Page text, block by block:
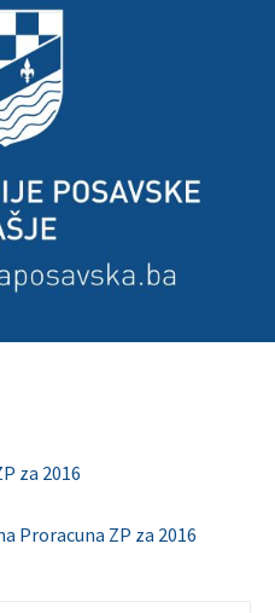
za 2016
Proracuna ZP za 2016